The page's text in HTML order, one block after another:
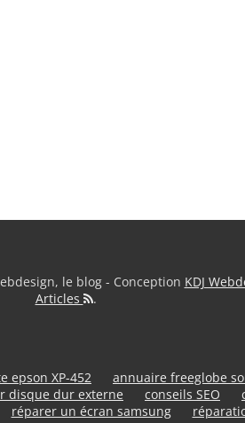
le blog - Conception KDJ
Articles
.
epson XP-452 annuaire freeglobe
disque dur externe conseils SEO
réparer un écran samsung